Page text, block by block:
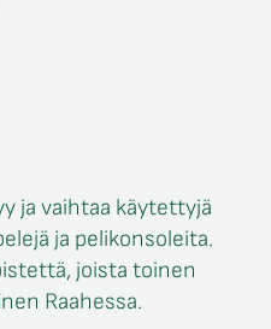
ja vaihtaa käytettyjä
ja pelikonsoleita.
joista toinen
Raahessa.